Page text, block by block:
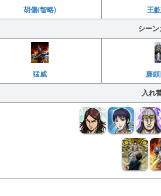
胡傷(智略) 王
シー
猛威 廉
入れ